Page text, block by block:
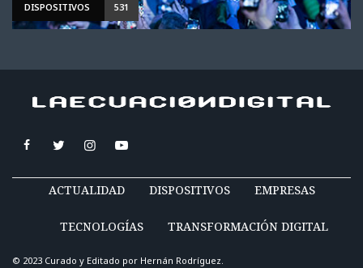
DISPOSITIVOS 531
ACTUALIDAD DISPOSITIVOS EMPRESAS
TECNOLOGÍAS TRANSFORMACIÓN DIGITAL
© 2023 Curado y Editado por Hernán Rodríguez.